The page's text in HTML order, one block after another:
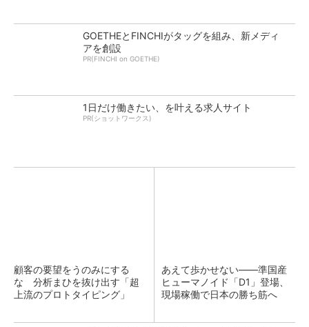
GOETHEとFINCHIがタッグを組み、新メディ
アを創設
PR(FINCHI on GOETHE)
1日だけ働きたい、を叶える求人サイト
PR(ショットワークス)
顧客の要望をうのみにする
な 分析まひを抜け出す「超
上流のプロトタイピング」
あえて歩かせない――準国産
ヒューマノイド「D1」登場、
現場稼働で日本の勝ち筋へ